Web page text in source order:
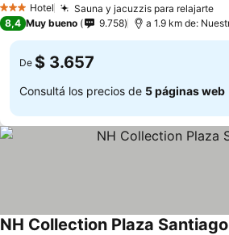
3 Estrellas
Hotel Sauna y jacuzzis para relajarte
8,4 Muy bueno 9.758
De $ 3.657
Consultá los precios de 5 páginas web
NH Collection Plaza Santiago